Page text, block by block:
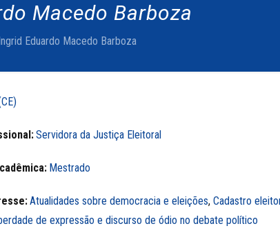
Macedo Barboza
Eduardo Macedo Barboza
Servidora da Justiça Eleitoral
Mestrado
Atualidades sobre democracia e eleições, Cadastro
de expressão e discurso de ódio no debate político